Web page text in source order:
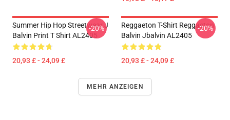
Summer Hip Hop Streetwear J
Balvin Print T Shirt AL2405
20,93 £ - 24,09 £
-20%
Reggaeton T-Shirt Reggaeton
Balvin Jbalvin AL2405
20,93 £ - 24,09 £
-20%
MEHR ANZEIGEN